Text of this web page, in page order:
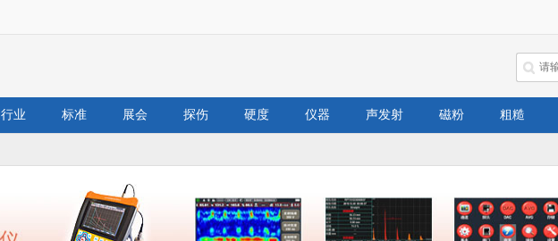
行业 标准 展会 探伤 硬度 仪器 声发射 磁粉 粗糙